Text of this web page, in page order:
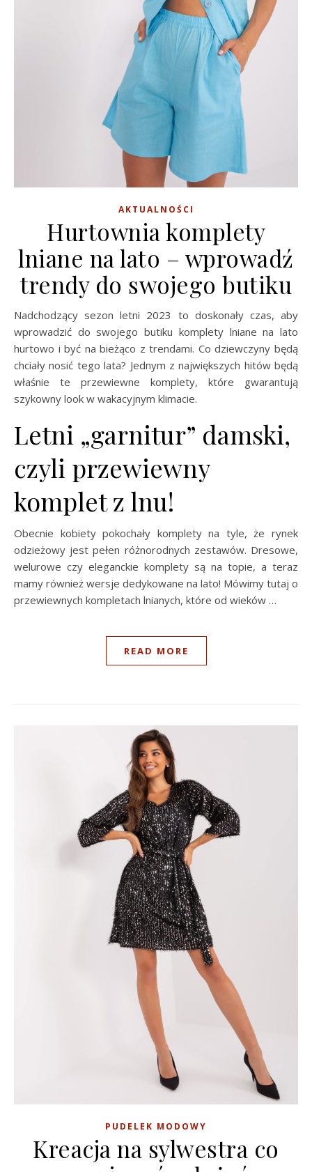
AKTUALNOŚCI
Hurtownia komplety
lniane na lato – wprowadź
trendy do swojego butiku
Nadchodzący sezon letni 2023 to doskonały czas, aby
wprowadzić do swojego butiku komplety lniane na lato
hurtowo i być na bieżąco z trendami. Co dziewczyny będą
chciały nosić tego lata? Jednym z największych hitów będą
właśnie te przewiewne komplety, które gwarantują
szykowny look w wakacyjnym klimacie.
Letni „garnitur” damski,
czyli przewiewny
komplet z lnu!
Obecnie kobiety pokochały komplety na tyle, że rynek
odzieżowy jest pełen różnorodnych zestawów. Dresowe,
welurowe czy eleganckie komplety są na topie, a teraz
mamy również wersje dedykowane na lato! Mówimy tutaj o
przewiewnych kompletach lnianych, które od wieków …
READ MORE
PUDELEK MODOWY
Kreacja na sylwestra co